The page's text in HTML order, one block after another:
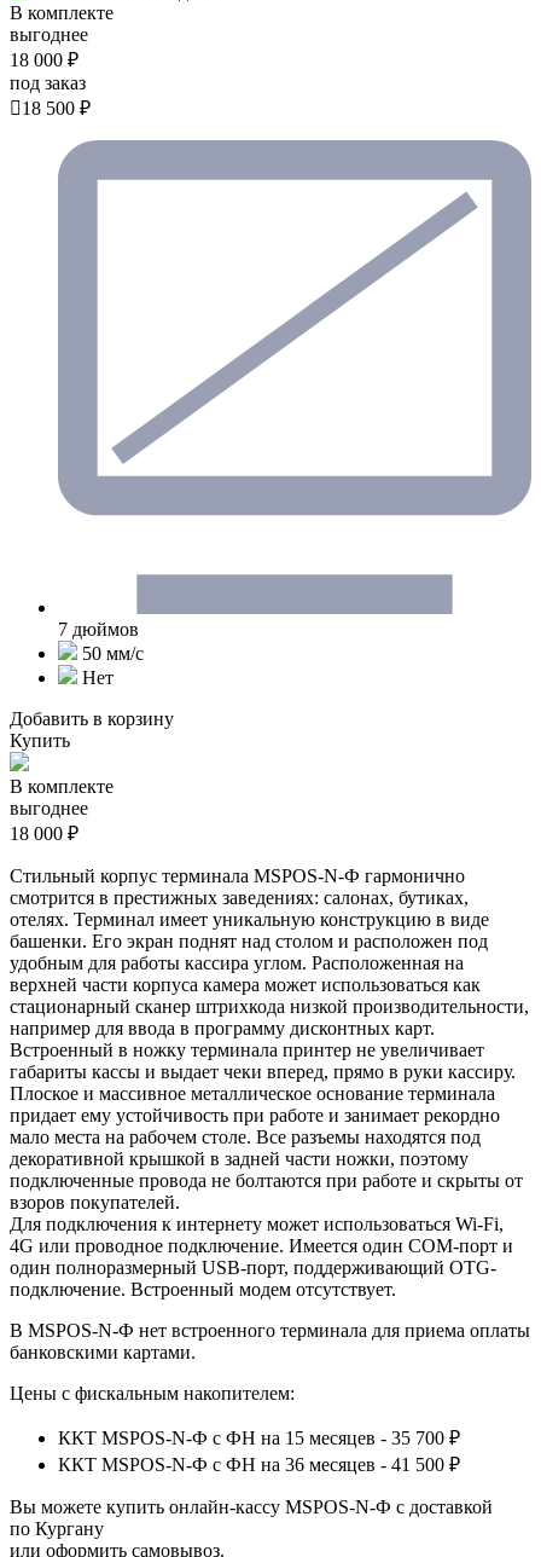
В комплекте
выгоднее
18 000 ₽
под заказ
18 500 ₽
7 дюймов
50 мм/c
Нет
Добавить в корзину
Купить
В комплекте
выгоднее
18 000 ₽
Стильный корпус терминала MSPOS-N-Ф гармонично
смотрится в престижных заведениях: салонах, бутиках,
отелях. Терминал имеет уникальную конструкцию в виде
башенки. Его экран поднят над столом и расположен под
удобным для работы кассира углом. Расположенная на
верхней части корпуса камера может использоваться как
стационарный сканер штрихкода низкой производительности,
например для ввода в программу дисконтных карт.
Встроенный в ножку терминала принтер не увеличивает
габариты кассы и выдает чеки вперед, прямо в руки кассиру.
Плоское и массивное металлическое основание терминала
придает ему устойчивость при работе и занимает рекордно
мало места на рабочем столе. Все разъемы находятся под
декоративной крышкой в задней части ножки, поэтому
подключенные провода не болтаются при работе и скрыты от
взоров покупателей.
Для подключения к интернету может использоваться Wi-Fi,
4G или проводное подключение. Имеется один COM-порт и
один полноразмерный USB-порт, поддерживающий OTG-
подключение. Встроенный модем отсутствует.
В MSPOS-N-Ф нет встроенного терминала для приема оплаты
банковскими картами.
Цены с фискальным накопителем:
ККТ MSPOS-N-Ф с ФН на 15 месяцев - 35 700 ₽
ККТ MSPOS-N-Ф с ФН на 36 месяцев - 41 500 ₽
Вы можете купить онлайн‑кассу MSPOS-N-Ф с доставкой
по Кургану
или оформить самовывоз.